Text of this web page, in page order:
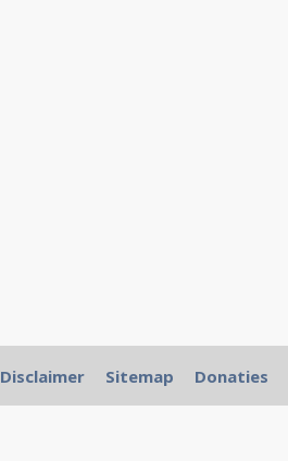
Disclaimer Sitemap Donaties